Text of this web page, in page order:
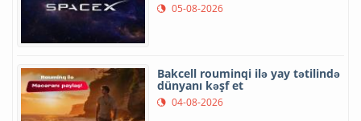
05-08-2026
Bakcell rouminqi ilə yay tətilində
dünyanı kəşf et
04-08-2026